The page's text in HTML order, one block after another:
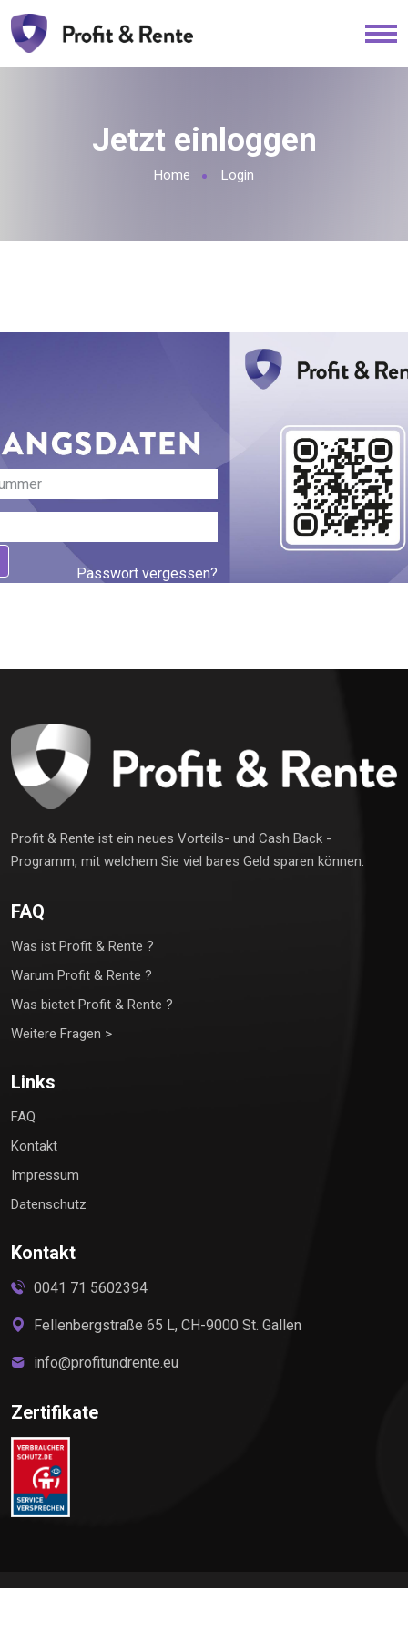
Jetzt einloggen
Home Login
Passwort vergessen?
Profit & Rente ist ein neues Vorteils- und Cash Back -
Programm, mit welchem Sie viel bares Geld sparen können.
FAQ
Was ist Profit & Rente ?
Warum Profit & Rente ?
Was bietet Profit & Rente ?
Weitere Fragen >
Links
FAQ
Kontakt
Impressum
Datenschutz
Kontakt
0041 71 5602394
Fellenbergstraße 65 L, CH-9000 St. Gallen
info@profitundrente.eu
Zertifikate